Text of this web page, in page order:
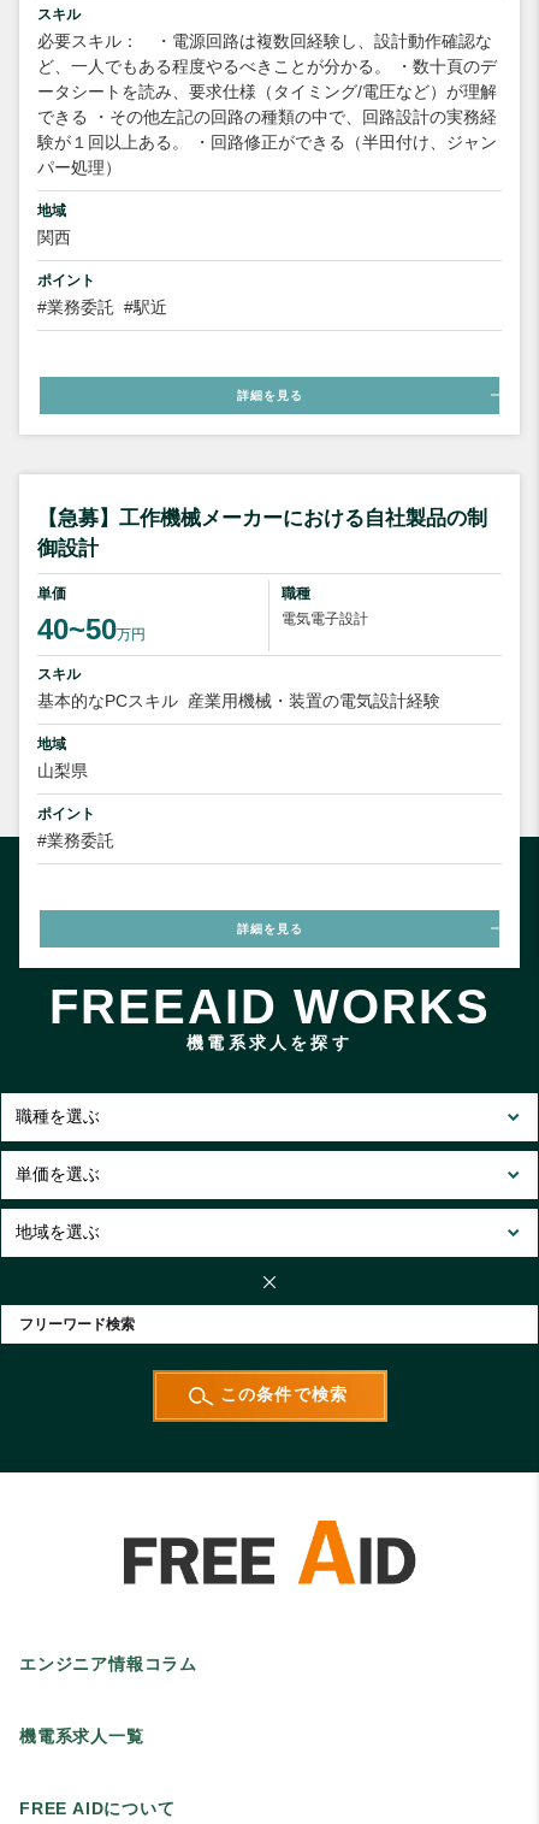
スキル
必要スキル： ・電源回路は複数回経験し、設計動作確認な
ど、一人でもある程度やるべきことが分かる。 ・数十頁のデ
ータシートを読み、要求仕様（タイミング/電圧など）が理解
できる ・その他左記の回路の種類の中で、回路設計の実務経
験が１回以上ある。 ・回路修正ができる（半田付け、ジャン
パー処理）
地域
関西
ポイント
#業務委託 #駅近
詳細を見る
【急募】工作機械メーカーにおける自社製品の制
御設計
単価
40~50万円
職種
電気電子設計
スキル
基本的なPCスキル 産業用機械・装置の電気設計経験
地域
山梨県
ポイント
#業務委託
詳細を見る
FREEAID WORKS
機電系求人を探す
エンジニア情報コラム
機電系求人一覧
FREE AIDについて